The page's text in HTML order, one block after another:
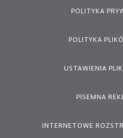
POLITYKA
POLITYKA
USTAWIENIA
PISEMNA
INTERNETOWE